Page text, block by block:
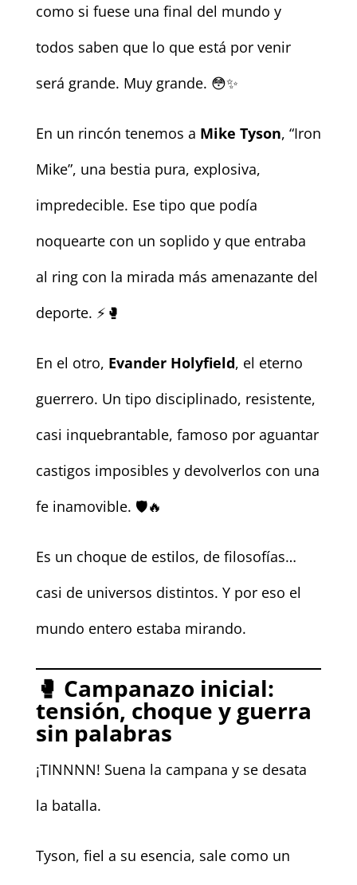
como si fuese una final del mundo y
todos saben que lo que está por venir
será grande. Muy grande. 😳✨
En un rincón tenemos a Mike Tyson, “Iron
Mike”, una bestia pura, explosiva,
impredecible. Ese tipo que podía
noquearte con un soplido y que entraba
al ring con la mirada más amenazante del
deporte. ⚡🥊
En el otro, Evander Holyfield, el eterno
guerrero. Un tipo disciplinado, resistente,
casi inquebrantable, famoso por aguantar
castigos imposibles y devolverlos con una
fe inamovible. 🛡️🔥
Es un choque de estilos, de filosofías…
casi de universos distintos. Y por eso el
mundo entero estaba mirando.
🥊 Campanazo inicial:
tensión, choque y guerra
sin palabras
¡TINNNN! Suena la campana y se desata
la batalla.
Tyson, fiel a su esencia, sale como un